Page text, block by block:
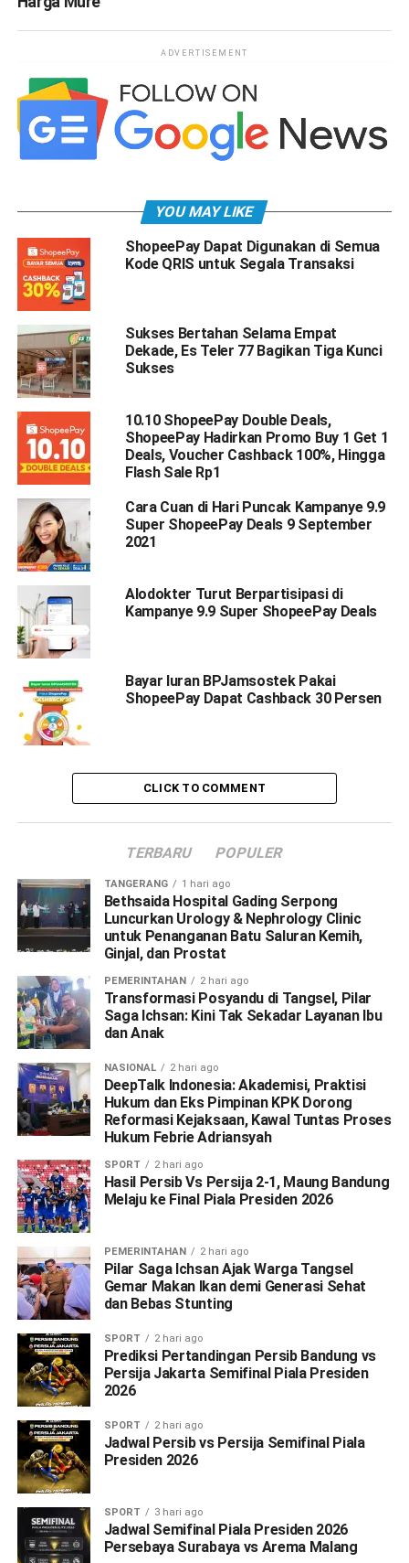
ADVERTISEMENT
YOU MAY LIKE
ShopeePay Dapat Digunakan di Semua
Kode QRIS untuk Segala Transaksi
Sukses Bertahan Selama Empat
Dekade, Es Teler 77 Bagikan Tiga Kunci
Sukses
10.10 ShopeePay Double Deals,
ShopeePay Hadirkan Promo Buy 1 Get 1
Deals, Voucher Cashback 100%, Hingga
Flash Sale Rp1
Cara Cuan di Hari Puncak Kampanye 9.9
Super ShopeePay Deals 9 September
2021
Alodokter Turut Berpartisipasi di
Kampanye 9.9 Super ShopeePay Deals
Bayar Iuran BPJamsostek Pakai
ShopeePay Dapat Cashback 30 Persen
CLICK TO COMMENT
TERBARU POPULER
TANGERANG 1 hari ago
Bethsaida Hospital Gading Serpong
Luncurkan Urology & Nephrology Clinic
untuk Penanganan Batu Saluran Kemih,
Ginjal, dan Prostat
PEMERINTAHAN 2 hari ago
Transformasi Posyandu di Tangsel, Pilar
Saga Ichsan: Kini Tak Sekadar Layanan Ibu
dan Anak
NASIONAL 2 hari ago
DeepTalk Indonesia: Akademisi, Praktisi
Hukum dan Eks Pimpinan KPK Dorong
Reformasi Kejaksaan, Kawal Tuntas Proses
Hukum Febrie Adriansyah
SPORT 2 hari ago
Hasil Persib Vs Persija 2-1, Maung Bandung
Melaju ke Final Piala Presiden 2026
PEMERINTAHAN 2 hari ago
Pilar Saga Ichsan Ajak Warga Tangsel
Gemar Makan Ikan demi Generasi Sehat
dan Bebas Stunting
SPORT 2 hari ago
Prediksi Pertandingan Persib Bandung vs
Persija Jakarta Semifinal Piala Presiden
2026
SPORT 2 hari ago
Jadwal Persib vs Persija Semifinal Piala
Presiden 2026
SPORT 3 hari ago
Jadwal Semifinal Piala Presiden 2026
Persebaya Surabaya vs Arema Malang